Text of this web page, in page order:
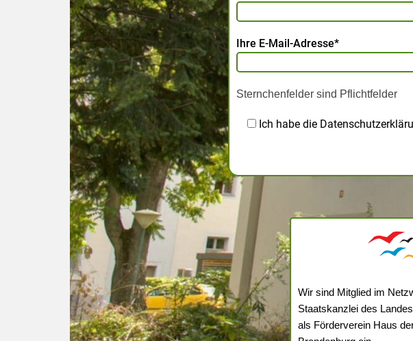
Ihre E-Mail-Adresse*
Sternchenfelder sind Pflichtfelder
Ich habe die
Wir sind Mitglied im
Staatskanzlei des
als Förderverein Haus